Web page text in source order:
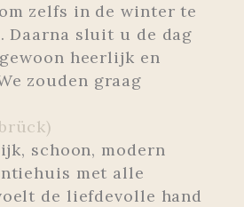
zelfs in de winter te
Daarna sluit u de dag
heerlijk en
zouden graag
schoon, modern
met alle
de liefdevolle hand